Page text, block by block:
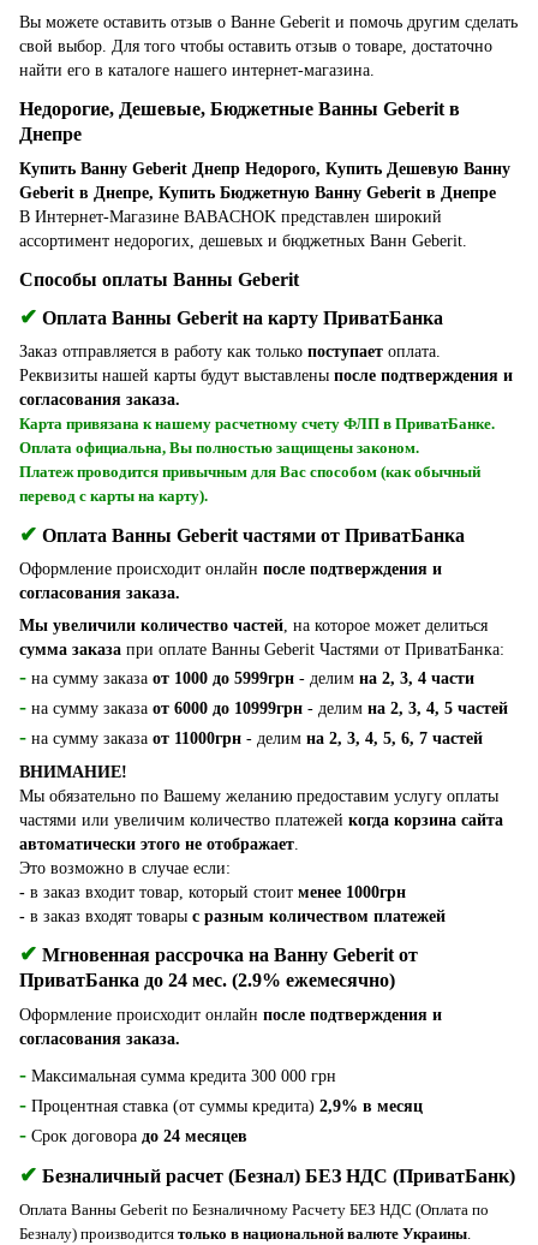
Вы можете оставить отзыв о Ванне Geberit и помочь другим сделать
свой выбор. Для того чтобы оставить отзыв о товаре, достаточно
найти его в каталоге нашего интернет-магазина.
Недорогие, Дешевые, Бюджетные Ванны Geberit в
Днепре
Купить Ванну Geberit Днепр Недорого, Купить Дешевую Ванну
Geberit в Днепре, Купить Бюджетную Ванну Geberit в Днепре
В Интернет-Магазине BABACHOK представлен широкий
ассортимент недорогих, дешевых и бюджетных Ванн Geberit.
Способы оплаты Ванны Geberit
✔ Оплата Ванны Geberit на карту ПриватБанка
Заказ отправляется в работу как только поступает оплата.
Реквизиты нашей карты будут выставлены после подтверждения и
согласования заказа.
Карта привязана к нашему расчетному счету ФЛП в ПриватБанке.
Оплата официальна, Вы полностью защищены законом.
Платеж проводится привычным для Вас способом (как обычный
перевод с карты на карту).
✔ Оплата Ванны Geberit частями от ПриватБанка
Оформление происходит онлайн после подтверждения и
согласования заказа.
Мы увеличили количество частей , на которое может делиться
сумма заказа при оплате Ванны Geberit Частями от ПриватБанка:
- на сумму заказа от 1000 до 5999грн - делим на 2, 3, 4 части
- на сумму заказа от 6000 до 10999грн - делим на 2, 3, 4, 5 частей
- на сумму заказа от 11000грн - делим на 2, 3, 4, 5, 6, 7 частей
ВНИМАНИЕ!
Мы обязательно по Вашему желанию предоставим услугу оплаты
частями или увеличим количество платежей когда корзина сайта
автоматически этого не отображает
Это возможно в случае если:
- в заказ входит товар, который стоит менее 1000грн
- в заказ входят товары с разным количеством платежей
✔ Мгновенная рассрочка на Ванну Geberit от
ПриватБанка до 24 мес. (2.9% ежемесячно)
Оформление происходит онлайн после подтверждения и
согласования заказа.
- Максимальная сумма кредита 300 000 грн
- Процентная ставка (от суммы кредита) 2,9% в месяц
- Срок договора до 24 месяцев
✔ Безналичный расчет (Безнал) БЕЗ НДС (ПриватБанк)
Оплата Ванны Geberit по Безналичному Расчету БЕЗ НДС (Оплата по
Безналу) пpoизвoдитcя только в национальной валюте Украины.